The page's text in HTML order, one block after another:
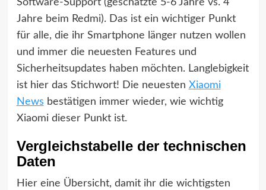
Software-Support (geschätzte 5-6 Jahre vs. 4
Jahre beim Redmi). Das ist ein wichtiger Punkt
für alle, die ihr Smartphone länger nutzen wollen
und immer die neuesten Features und
Sicherheitsupdates haben möchten. Langlebigkeit
ist hier das Stichwort! Die neuesten Xiaomi
News bestätigen immer wieder, wie wichtig
Xiaomi dieser Punkt ist.
Vergleichstabelle der technischen
Daten
Hier eine Übersicht, damit ihr die wichtigsten